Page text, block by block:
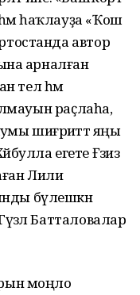
һаҡлауҙа «Ҡош
автор
арналған
тел һәм
раҫлаһа,
шиғриәттә яңы
егете Ғәзиз
Лилиә
бүлешкән
Батталовалар
моңло